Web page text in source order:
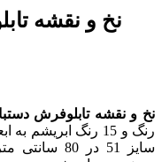
نخ و نقشه تابلوفرش
رنگ و 15 رنگ ابریشم به ابعاد 340 در 530 گره
سایز 51 در